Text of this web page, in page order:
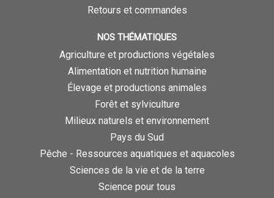
Retours et commandes
NOS THÉMATIQUES
Agriculture et productions végétales
Alimentation et nutrition humaine
Élevage et productions animales
Forêt et sylviculture
Milieux naturels et environnement
Pays du Sud
Pêche - Ressources aquatiques et aquacoles
Sciences de la vie et de la terre
Science pour tous